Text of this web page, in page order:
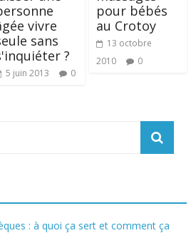
vivre
sans
?
5 juin 2013 0
pour bébés
au Crotoy
13 octobre
2010
0
: à quoi ça sert et comment ça